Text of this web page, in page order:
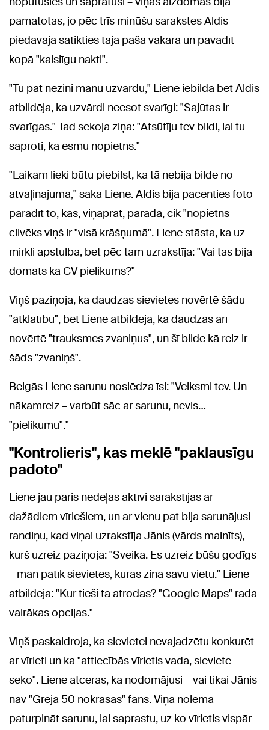
pamatotas, jo pēc trīs minūšu sarakstes Aldis
piedāvāja satikties tajā pašā vakarā un pavadīt
kopā "kaislīgu nakti".
"Tu pat nezini manu uzvārdu," Liene iebilda bet Aldis
atbildēja, ka uzvārdi neesot svarīgi: "Sajūtas ir
svarīgas." Tad sekoja ziņa: "Atsūtīju tev bildi, lai tu
saproti, ka esmu nopietns."
"Laikam lieki būtu piebilst, ka tā nebija bilde no
atvaļinājuma," saka Liene. Aldis bija pacenties foto
parādīt to, kas, viņaprāt, parāda, cik "nopietns
cilvēks viņš ir "visā krāšņumā". Liene stāsta, ka uz
mirkli apstulba, bet pēc tam uzrakstīja: "Vai tas bija
domāts kā CV pielikums?"
Viņš paziņoja, ka daudzas sievietes novērtē šādu
"atklātību", bet Liene atbildēja, ka daudzas arī
novērtē "trauksmes zvaniņus", un šī bilde kā reiz ir
šāds "zvaniņš".
Beigās Liene sarunu noslēdza īsi: "Veiksmi tev. Un
nākamreiz – varbūt sāc ar sarunu, nevis…
"pielikumu"."
"Kontrolieris", kas meklē "paklausīgu
padoto"
Liene jau pāris nedēļās aktīvi sarakstījās ar
dažādiem vīriešiem, un ar vienu pat bija sarunājusi
randiņu, kad viņai uzrakstīja Jānis (vārds mainīts),
kurš uzreiz paziņoja: "Sveika. Es uzreiz būšu godīgs
– man patīk sievietes, kuras zina savu vietu." Liene
atbildēja: "Kur tieši tā atrodas? "Google Maps" rāda
vairākas opcijas."
Viņš paskaidroja, ka sievietei nevajadzētu konkurēt
ar vīrieti un ka "attiecībās vīrietis vada, sieviete
seko". Liene atceras, ka nodomājusi – vai tikai Jānis
nav "Greja 50 nokrāsas" fans. Viņa nolēma
paturpināt sarunu, lai saprastu, uz ko vīrietis vispār